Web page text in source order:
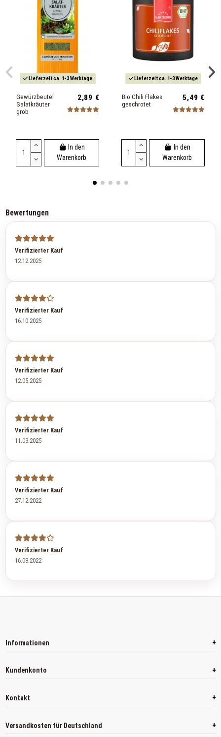
Lieferzeit ca. 1-3 Werktage
Gewürzbeutel
Salatkräuter
grob
2,89 €
In den
Warenkorb
Lieferzeit ca. 1-3 Werktage
Bio Chili Flakes
geschrotet
5,49 €
In den
Warenkorb
Bewertungen
Verifizierter Kauf
12.12.2025
Verifizierter Kauf
16.10.2025
Verifizierter Kauf
12.05.2025
Verifizierter Kauf
11.03.2025
Verifizierter Kauf
27.12.2022
Verifizierter Kauf
16.08.2022
Informationen +
Kundenkonto +
Kontakt +
Versandkosten für Deutschland +